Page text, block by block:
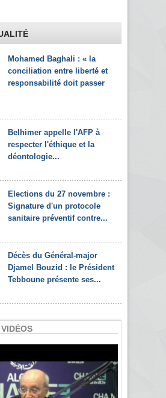
Mohamed Baghali : « la
conciliation entre liberté et
responsabilité doit passer
Belhimer appelle l'AFP à
respecter l'éthique et la
déontologie...
Elections du 27 novembre :
Signature d'un protocole
sanitaire préventif contre...
Décès du Général-major
Djamel Bouzid : le Président
Tebboune présente ses...